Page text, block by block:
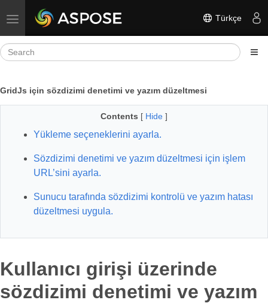
Toggle navigation Türkçe
GridJs için sözdizimi denetimi ve yazım düzeltmesi
Contents [ Hide ]
Yükleme seçeneklerini ayarla.
Sözdizimi denetimi ve yazım düzeltmesi için işlem
URL’sini ayarla.
Sunucu tarafında sözdizimi kontrolü ve yazım hatası
düzeltmesi uygula.
Kullanıcı girişi üzerinde
sözdizimi denetimi ve yazım